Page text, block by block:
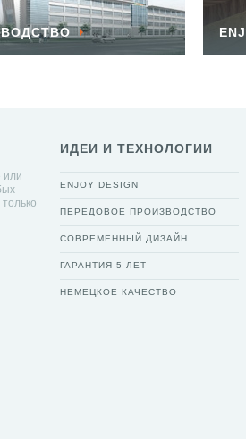
или
ИДЕИ И ТЕХНОЛОГИИ
ENJOY DESIGN
ПЕРЕДОВОЕ ПРОИЗВОДСТВО
СОВРЕМЕННЫЙ ДИЗАЙН
ГАРАНТИЯ 5 ЛЕТ
НЕМЕЦКОЕ КАЧЕСТВО